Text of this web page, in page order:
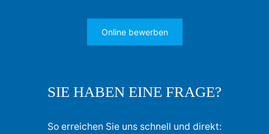
Online bewerben
SIE HABEN EINE FRAGE?
So erreichen Sie uns schnell und direkt: